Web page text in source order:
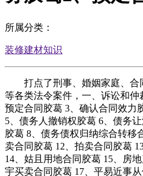
所属分类：
装修建材知识
打点了刑事、婚姻家庭、合
等各类法令案件，一、诉讼和仲
预定合同胶葛 3、确认合同效力
5、债务人撤销权胶葛 6、债务
胶葛 8、债务债权归纳综合转移
卖合同胶葛 12、拍卖合同胶葛
14、姑且用地合同胶葛 15、房
宇买卖合同胶葛 17、平易近事